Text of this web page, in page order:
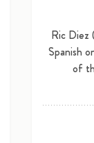
Ric Diez
Spanish
of